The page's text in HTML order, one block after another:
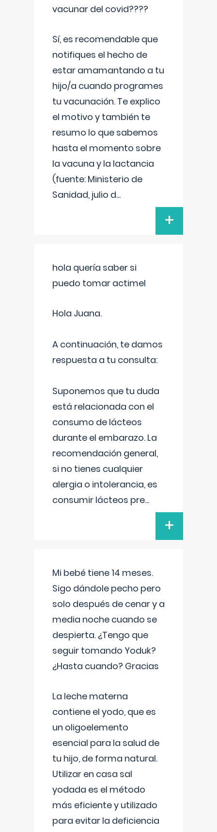
vacunar del covid????
Sí, es recomendable que
notifiques el hecho de
estar amamantando a tu
hijo/a cuando programes
tu vacunación. Te explico
el motivo y también te
resumo lo que sabemos
hasta el momento sobre
la vacuna y la lactancia
(fuente: Ministerio de
Sanidad, julio d...
+
hola quería saber si
puedo tomar actimel
Hola Juana.
A continuación, te damos
respuesta a tu consulta:
Suponemos que tu duda
está relacionada con el
consumo de lácteos
durante el embarazo. La
recomendación general,
si no tienes cualquier
alergia o intolerancia, es
consumir lácteos pre...
+
Mi bebé tiene 14 meses.
Sigo dándole pecho pero
solo después de cenar y a
media noche cuando se
despierta. ¿Tengo que
seguir tomando Yoduk?
¿Hasta cuando? Gracias
La leche materna
contiene el yodo, que es
un oligoelemento
esencial para la salud de
tu hijo, de forma natural.
Utilizar en casa sal
yodada es el método
más eficiente y utilizado
para evitar la deficiencia